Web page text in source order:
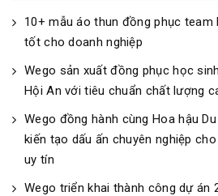
10+ mẫu áo thun đồng phục team
tốt cho doanh nghiệp
Wego sản xuất đồng phục học
Hội An với tiêu chuẩn chất lượng
Wego đồng hành cùng Hoa hậu
kiến tạo dấu ấn chuyên nghiệp
uy tín
Wego triển khai thành công dự án